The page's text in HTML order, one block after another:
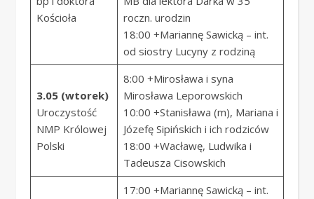
Kościoła
roczn. urodzin
18:00 +Mariannę Sawicką – int.
od siostry Lucyny z rodziną
3.05 (wtorek)
Uroczystość
NMP Królowej
Polski
8:00 +Mirosława i syna
Mirosława Leporowskich
10:00 +Stanisława (m), Mariana i
Józefę Sipińskich i ich rodziców
18:00 +Wacławę, Ludwika i
Tadeusza Cisowskich
17:00 +Mariannę Sawicką – int.